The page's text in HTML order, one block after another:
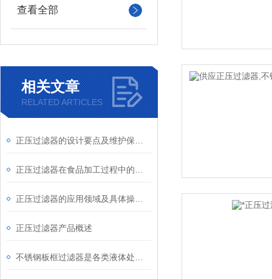
查看全部
相关文章
RELATED ARTICLES
正压过滤器产品概述